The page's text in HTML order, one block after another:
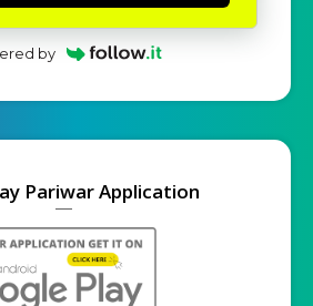
by
Pariwar Application